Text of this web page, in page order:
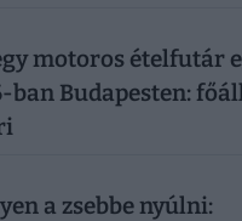
motoros ételfutár
Budapesten:
a zsebbe nyúlni: